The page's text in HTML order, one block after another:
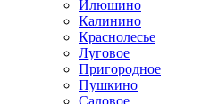
Илюшино
Калинино
Краснолесье
Луговое
Пригородное
Пушкино
Садовое